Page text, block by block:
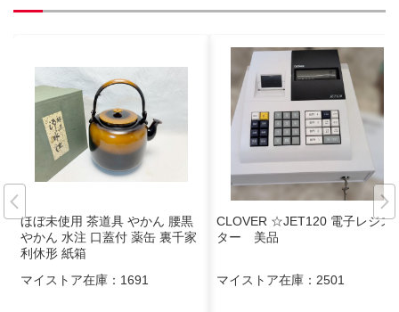
ほぼ未使用 茶道具 やかん 腰黒
やかん 水注 口蓋付 薬缶 裏千家
利休形 紙箱
マイストア在庫： 1691
CLOVER ☆JET120 電子レジス
ター 美品
マイストア在庫： 2501